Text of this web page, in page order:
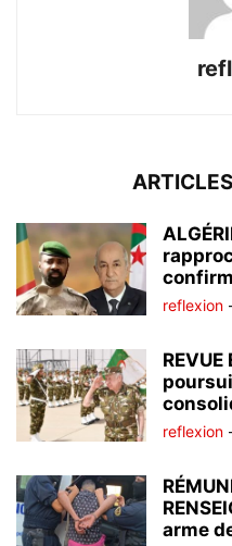
reflexion
REVUE
reflexion
arme